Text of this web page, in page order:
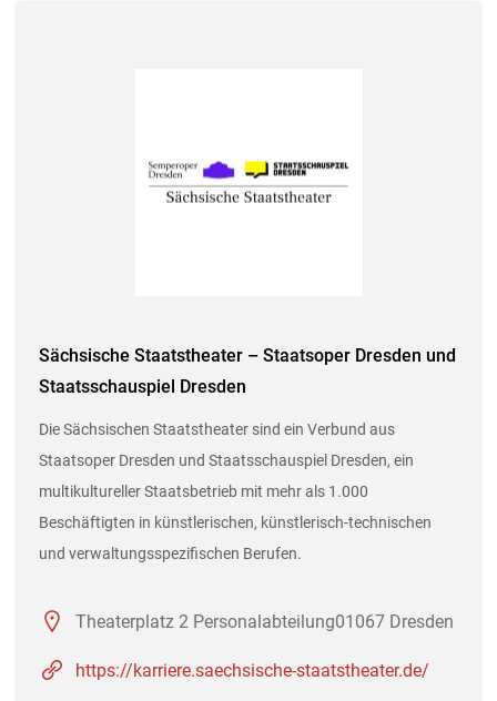
Sächsische Staatstheater – Staatsoper Dresden und
Staatsschauspiel Dresden
Die Sächsischen Staatstheater sind ein Verbund aus
Staatsoper Dresden und Staatsschauspiel Dresden, ein
multikultureller Staatsbetrieb mit mehr als 1.000
Beschäftigten in künstlerischen, künstlerisch-technischen
und verwaltungsspezifischen Berufen.
Theaterplatz 2 Personalabteilung01067 Dresden
https://karriere.saechsische-staatstheater.de/